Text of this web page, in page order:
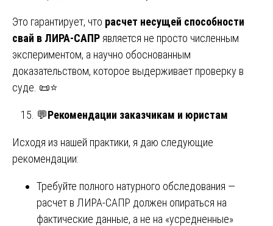
Это гарантирует, что расчет несущей способности
свай в ЛИРА-САПР является не просто численным
экспериментом, а научно обоснованным
доказательством, которое выдерживает проверку в
суде. 📜⭐
💬Рекомендации заказчикам и юристам
Исходя из нашей практики, я даю следующие
рекомендации:
Требуйте полного натурного обследования —
расчет в ЛИРА-САПР должен опираться на
фактические данные, а не на «усредненные»